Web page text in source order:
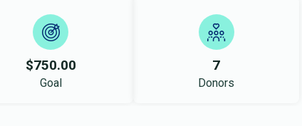
$750.00
Goal
7
Donors